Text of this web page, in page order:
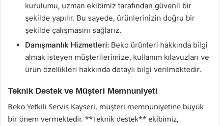
kurulumu, uzman ekibimiz tarafından güvenli bir
şekilde yapılır. Bu sayede, ürünlerinizin doğru bir
şekilde çalışmasını sağlarız.
Danışmanlık Hizmetleri: Beko ürünleri hakkında bilgi
almak isteyen müşterilerimize, kullanım kılavuzları ve
ürün özellikleri hakkında detaylı bilgi verilmektedir.
Teknik Destek ve Müşteri Memnuniyeti
Beko Yetkili Servis Kayseri, müşteri memnuniyetine büyük
bir önem vermektedir. **Teknik destek** ekibimiz,